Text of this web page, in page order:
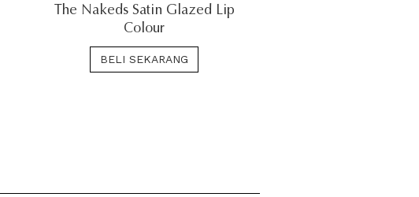
The Nakeds Satin Glazed Lip
Colour
BELI SEKARANG